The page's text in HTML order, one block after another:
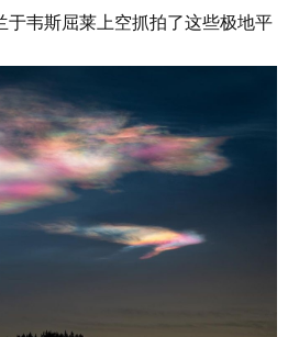
于韦斯屈莱上空抓拍了这些极地平